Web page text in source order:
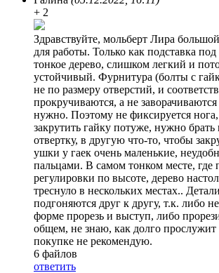
+ 2
Здравствуйте, мольберт Лира
для работы. Только как подставка
тонкое дерево, слишком легкий и
устойчивый. Фурнитура (болты с
не по размеру отверстий, и
прокручиваются, а не заворачиваются
нужно. Поэтому не фиксируется
закрутить гайку потуже, нужно брать
отвертку, в другую что-то, чтобы
ушки у гаек очень маленькие,
пальцами. В самом тонком месте, где
регулировки по высоте, дерево
треснуло в нескольких местах..
подгоняются друг к другу, т.к. либо
форме прорезь и выступ, либо
общем, не знаю, как долго прослужит
покупке не рекомендую.
6 файлов
ответить